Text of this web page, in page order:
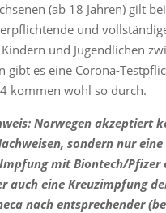
(ab 18 Jahren) gilt
und
und Jugendlichen
gibt es eine Corona-
kommen wohl so durch.
Norwegen akzeptiert
sondern nur eine
mit Biontech/Pfizer
auch eine Kreuzimpfung
nach entsprechender